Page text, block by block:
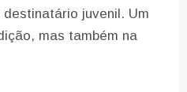
juvenil. Um
mas também na